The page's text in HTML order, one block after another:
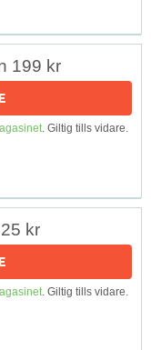
199 kr
. Giltig tills vidare.
kr
. Giltig tills vidare.